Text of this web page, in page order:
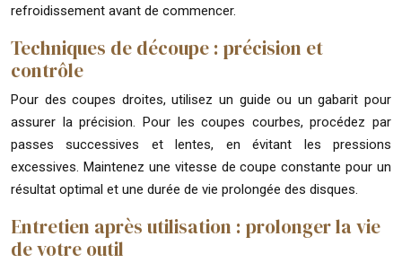
refroidissement avant de commencer.
Techniques de découpe : précision et
contrôle
Pour des coupes droites, utilisez un guide ou un gabarit pour
assurer la précision. Pour les coupes courbes, procédez par
passes successives et lentes, en évitant les pressions
excessives. Maintenez une vitesse de coupe constante pour un
résultat optimal et une durée de vie prolongée des disques.
Entretien après utilisation : prolonger la vie
de votre outil